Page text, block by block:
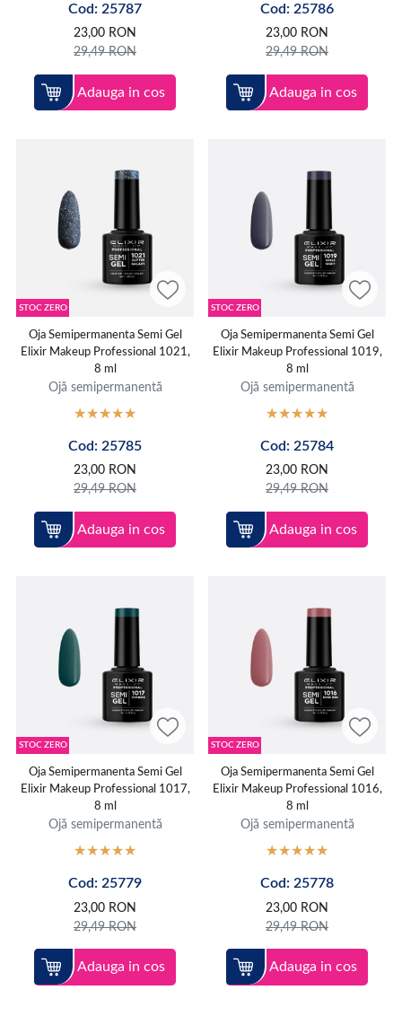
Cod: 25787
23,00 RON
29,49RON
Adauga in cos
Cod: 25786
23,00 RON
29,49RON
Adauga in cos
STOC ZERO
Oja Semipermanenta Semi Gel
Elixir Makeup Professional 1021,
8 ml
Ojă semipermanentă
Cod: 25785
23,00 RON
29,49RON
Adauga in cos
STOC ZERO
Oja Semipermanenta Semi Gel
Elixir Makeup Professional 1019,
8 ml
Ojă semipermanentă
Cod: 25784
23,00 RON
29,49RON
Adauga in cos
STOC ZERO
Oja Semipermanenta Semi Gel
Elixir Makeup Professional 1017,
8 ml
Ojă semipermanentă
Cod: 25779
23,00 RON
29,49RON
Adauga in cos
STOC ZERO
Oja Semipermanenta Semi Gel
Elixir Makeup Professional 1016,
8 ml
Ojă semipermanentă
Cod: 25778
23,00 RON
29,49RON
Adauga in cos